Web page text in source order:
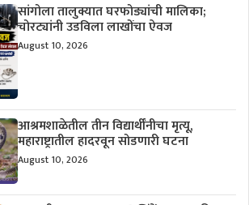
सांगोला तालुक्यात घरफोड्यांची मालिका;
चोरट्यांनी उडविला लाखोंचा ऐवज
August 10, 2026
आश्रमशाळेतील तीन विद्यार्थींनीचा मृत्यू,
महाराष्ट्रातील हादरवून सोडणारी घटना
August 10, 2026